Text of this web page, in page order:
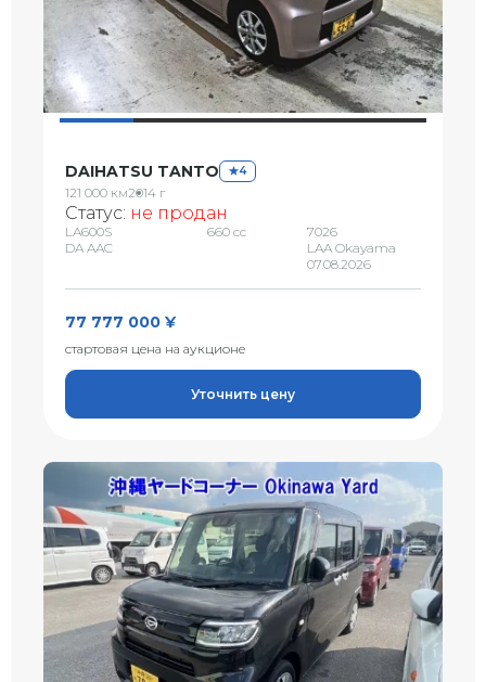
DAIHATSU TANTO 4
121 000 км2014 г
Статус: не продан
LA600S
DA AAC
660 сс
7026
LAA Okayama
07.08.2026
77 777 000 ¥
стартовая цена на аукционе
Уточнить цену